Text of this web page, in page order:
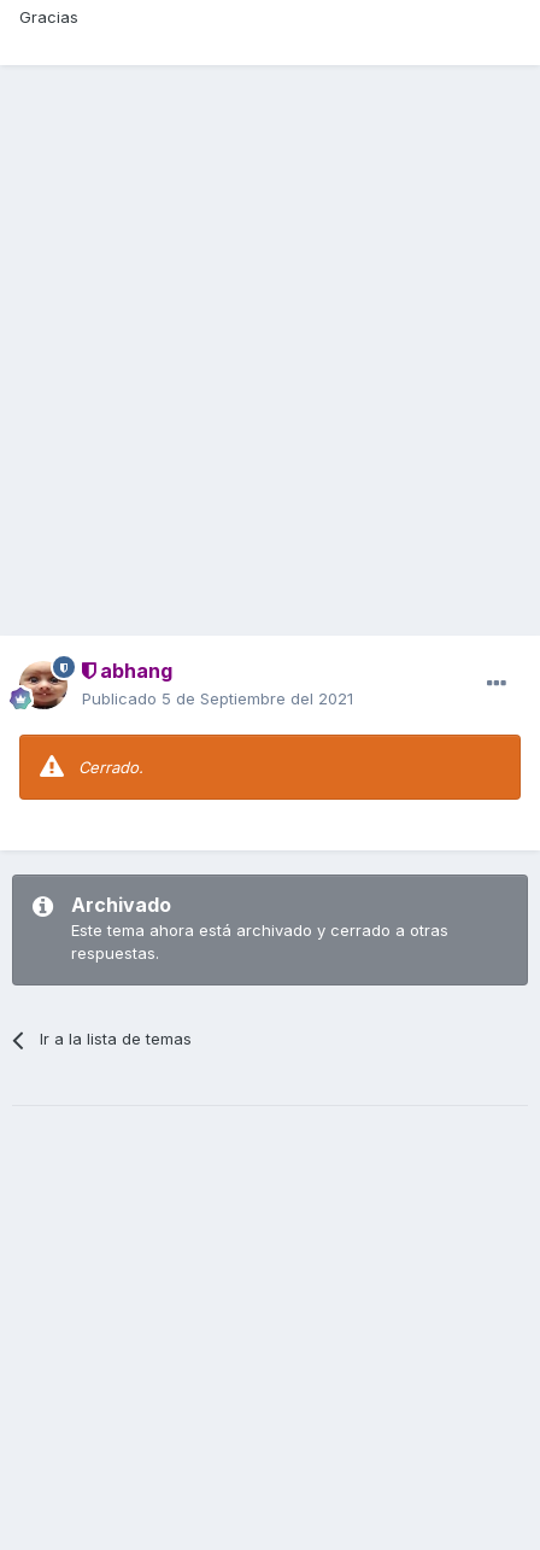
Gracias
abhang
Publicado 5 de Septiembre del 2021
Cerrado.
Archivado
Este tema ahora está archivado y cerrado a otras
respuestas.
Ir a la lista de temas